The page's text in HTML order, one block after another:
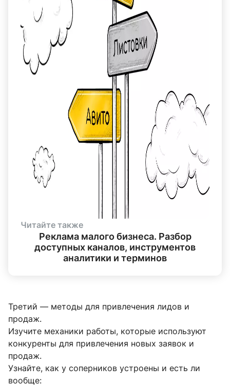
Читайте также
Реклама малого бизнеса. Разбор
доступных каналов, инструментов
аналитики и терминов
Третий — методы для привлечения лидов и
продаж.
Изучите механики работы, которые используют
конкуренты для привлечения новых заявок и
продаж.
Узнайте, как у соперников устроены и есть ли
вообще: